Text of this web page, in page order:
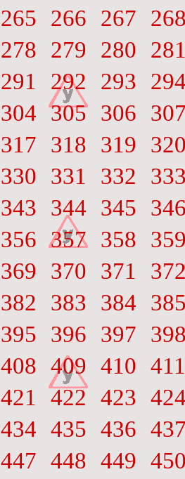
265 266 267
278 279 280
291 292 293
304 305 306
317 318 319
330 331 332
343 344 345
356 357 358
369 370 371
382 383 384
395 396 397
408 409 410 411
421 422 423
434 435 436
447 448 449